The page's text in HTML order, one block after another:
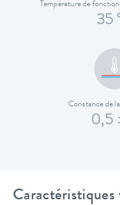
Température de
35
Constance de
0,5
Caractéristiques